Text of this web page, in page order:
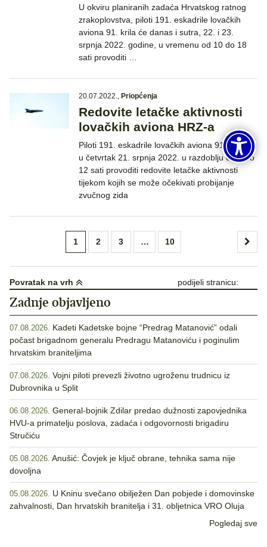
U okviru planiranih zadaća Hrvatskog ratnog
zrakoplovstva, piloti 191. eskadrile lovačkih
aviona 91. krila će danas i sutra, 22. i 23.
srpnja 2022. godine, u vremenu od 10 do 18
sati provoditi …
20.07.2022., Priopćenja
Redovite letačke aktivnosti
lovačkih aviona HRZ-a
Piloti 191. eskadrile lovačkih aviona 91. krila će
u četvrtak 21. srpnja 2022. u razdoblju od 9 do
12 sati provoditi redovite letačke aktivnosti
tijekom kojih se može očekivati probijanje
zvučnog zida
objava
1 2 3 … 10
Povratak na vrh podijeli stranicu:
Zadnje objavljeno
07.08.2026. Kadeti Kadetske bojne “Predrag Matanović” odali
počast brigadnom generalu Predragu Matanoviću i poginulim
hrvatskim braniteljima
07.08.2026. Vojni piloti prevezli životno ugroženu trudnicu iz
Dubrovnika u Split
06.08.2026. General-bojnik Zdilar predao dužnosti zapovjednika
HVU-a primatelju poslova, zadaća i odgovornosti brigadiru
Stručiću
05.08.2026. Anušić: Čovjek je ključ obrane, tehnika sama nije
dovoljna
05.08.2026. U Kninu svečano obilježen Dan pobjede i domovinske
zahvalnosti, Dan hrvatskih branitelja i 31. obljetnica VRO Oluja
Pogledaj sve